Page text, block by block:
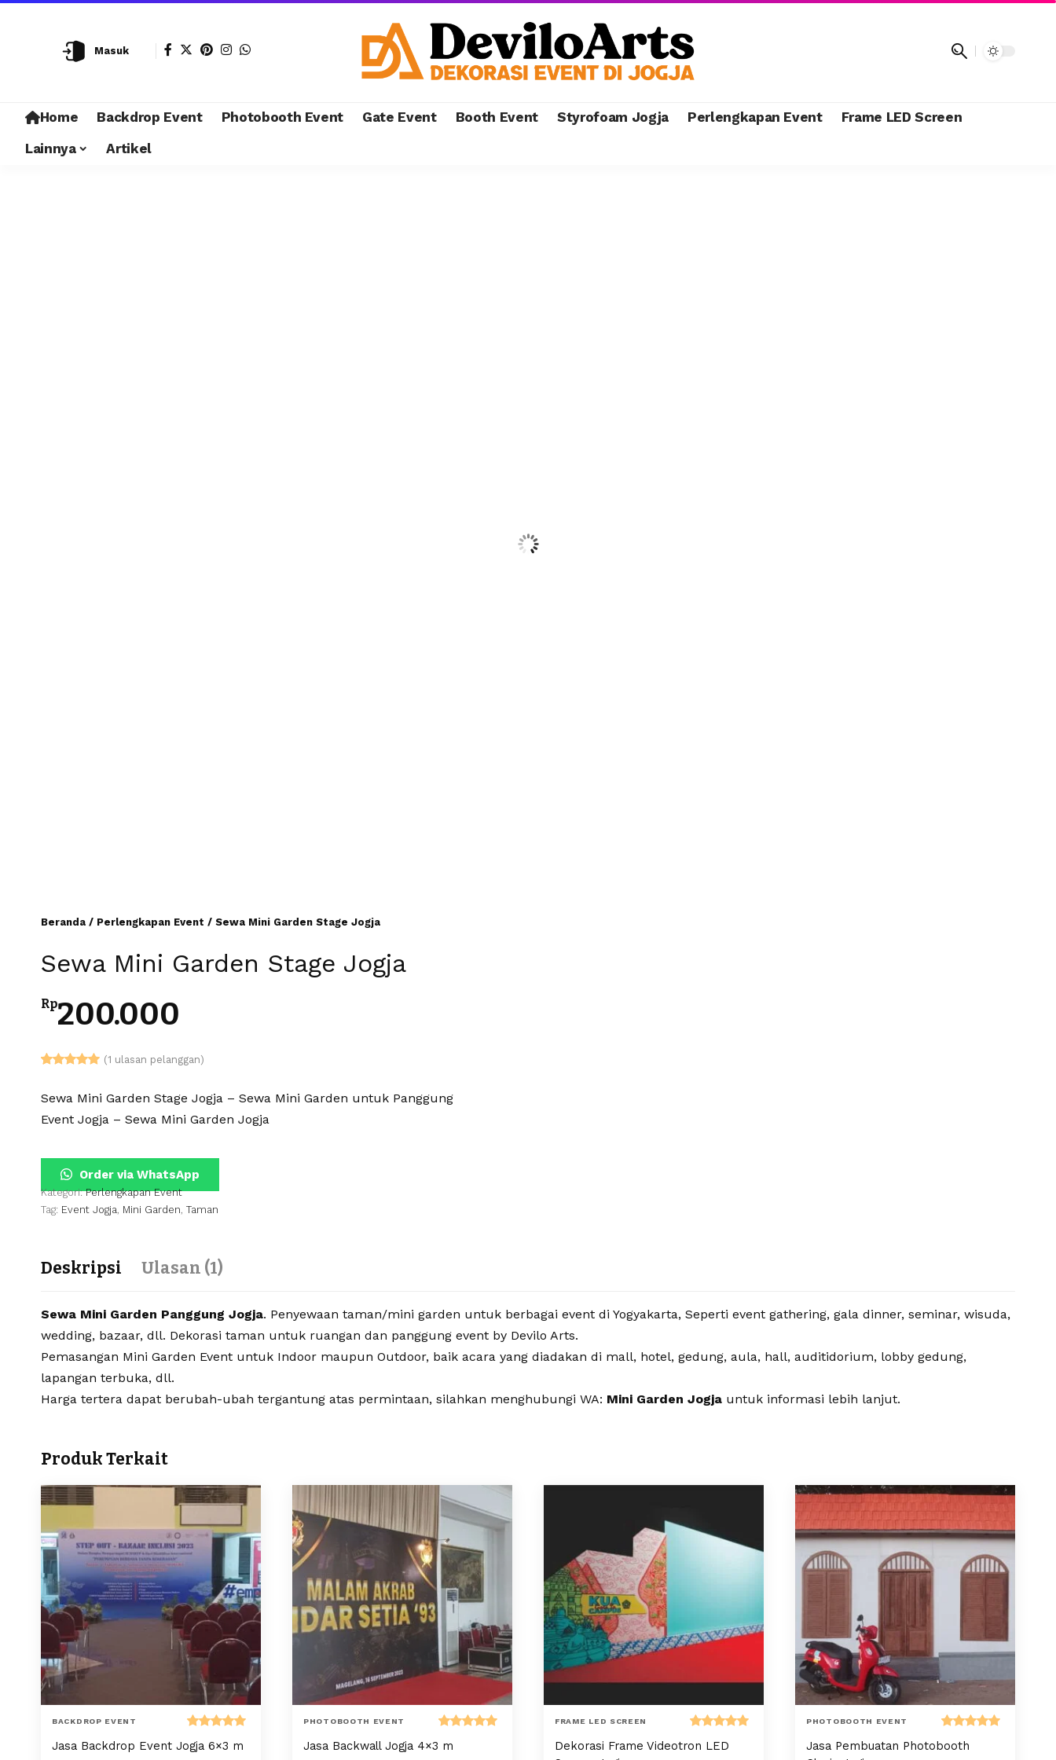
Masuk
Home Backdrop Event Photobooth Event Gate Event Booth Event Styrofoam Jogja Perlengkapan Event
Frame LED Screen
Lainnya
Artikel
Beranda / Perlengkapan Event / Sewa Mini Garden Stage Jogja
Sewa Mini Garden Stage Jogja
Rp200.000
berdasarkan
penilaian
pelanggan
(1 ulasan pelanggan)
Sewa Mini Garden Stage Jogja – Sewa Mini Garden untuk Panggung
Event Jogja – Sewa Mini Garden Jogja
Order via WhatsApp
Kategori:Perlengkapan Event
Tag: Event Jogja Mini Garden Taman
Deskripsi Ulasan (1)
Sewa Mini Garden Panggung Jogja. Penyewaan taman/mini garden untuk berbagai event di Yogyakarta, Seperti event gathering, gala dinner, seminar, wisuda,
wedding, bazaar, dll. Dekorasi taman untuk ruangan dan panggung event by Devilo Arts.
Pemasangan Mini Garden Event untuk Indoor maupun Outdoor, baik acara yang diadakan di mall, hotel, gedung, aula, hall, auditidorium, lobby gedung,
lapangan terbuka, dll.
Harga tertera dapat berubah-ubah tergantung atas permintaan, silahkan menghubungi WA: Mini Garden Jogja untuk informasi lebih lanjut.
Produk Terkait
BACKDROP EVENT
Dinilai
5.00dari 5
Jasa Backdrop Event Jogja 6×3 m
PHOTOBOOTH EVENT
5.00
Jasa Backwall Jogja 4×3 m
FRAME LED SCREEN
Dinilai
5.00dari 5
Dekorasi Frame Videotron LED
PHOTOBOOTH EVENT
Dinilai
5.00
Jasa Pembuatan Photobooth